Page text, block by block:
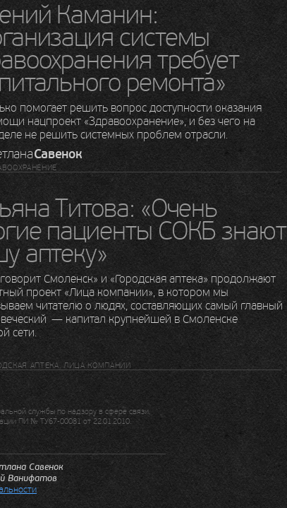
Каманин:
системы
требует
ремонта»
помогает решить вопрос доступности оказания
нацпроект «Здравоохранение», и без чего на
не решить системных проблем отрасли.
Савенок
Титова: «Очень
пациенты СОКБ знают
аптеку»
Смоленск» и «Городская аптека» продолжают
проект «Лица компании», в котором мы
читателю о людях, составляющих самый главный
— капитал крупнейшей в Смоленске
сети.
АПТЕКА. ЛИЦА КОМПАНИИ
службы по надзору в сфере связи,
ПИ № ТУ67-00081 от 22.01.2010.
Савенок
Ванифатов